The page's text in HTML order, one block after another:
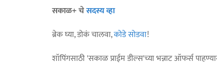
सकाळ+ चेसदस्य व्हा
ब्रेक घ्या, डोकं चालवा,कोडे सोडवा!
शॉपिंगसाठी 'सकाळ प्राईम डील्स'च्या भन्नाट ऑफर्स